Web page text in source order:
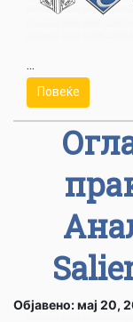
...
Повеќе
Објавено: мај 20,